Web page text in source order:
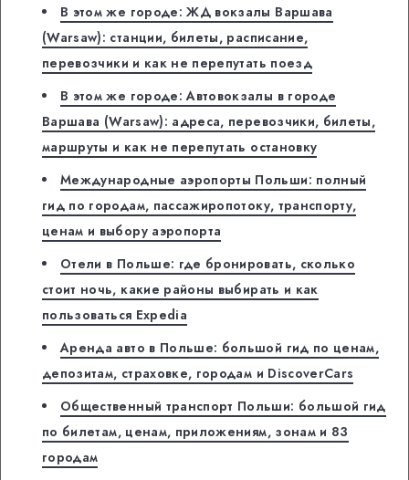
В этом же городе: ЖД вокзалы Варшава
(Warsaw): станции, билеты, расписание,
перевозчики и как не перепутать поезд
В этом же городе: Автовокзалы в городе
Варшава (Warsaw): адреса, перевозчики, билеты,
маршруты и как не перепутать остановку
Международные аэропорты Польши: полный
гид по городам, пассажиропотоку, транспорту,
ценам и выбору аэропорта
Отели в Польше: где бронировать, сколько
стоит ночь, какие районы выбирать и как
пользоваться Expedia
Аренда авто в Польше: большой гид по ценам,
депозитам, страховке, городам и DiscoverCars
Общественный транспорт Польши: большой гид
по билетам, ценам, приложениям, зонам и 83
городам